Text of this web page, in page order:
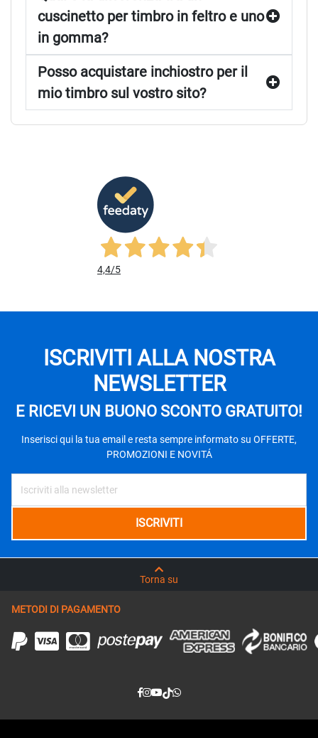
cuscinetto per timbro in feltro e uno
in gomma?
Posso acquistare inchiostro per il
mio timbro sul vostro sito?
4,4/5
ISCRIVITI ALLA NOSTRA
NEWSLETTER
E RICEVI UN BUONO SCONTO GRATUITO!
Inserisci qui la tua email e resta sempre informato su OFFERTE,
PROMOZIONI E NOVITÁ
Torna su
METODI DI PAGAMENTO